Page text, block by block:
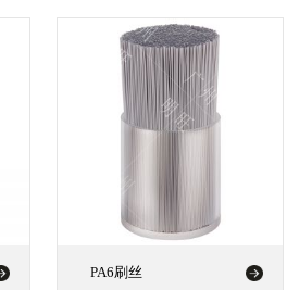
PA6刷丝